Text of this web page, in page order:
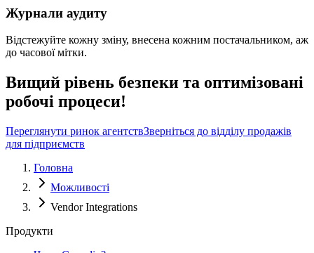
Журнали аудиту
Відстежуйте кожну зміну, внесена кожним постачальником, аж
до часової мітки.
Вищий рівень безпеки та оптимізовані
робочі процеси!
Переглянути ринок агентствЗверніться до відділу продажів
для підприємств
Головна
Можливості
Vendor Integrations
Продукти